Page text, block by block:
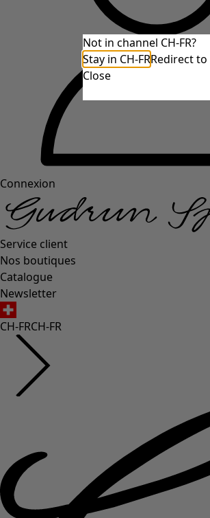
Connexion
Service client
Nos boutiques
Catalogue
Newsletter
CH-FRCH-FR
Not in channel CH-FR?
Stay in CH-FRRedirect to
Close